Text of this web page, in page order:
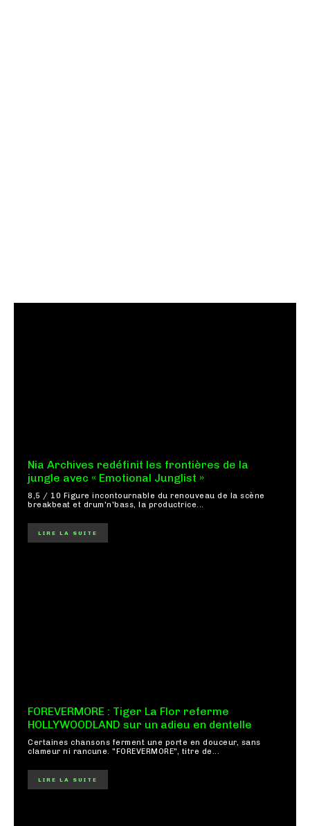
Nia Archives redéfinit les frontières de la
jungle avec « Emotional Junglist »
8,5 / 10 Figure incontournable du renouveau de la scène
breakbeat et drum'n'bass, la productrice...
LIRE LA SUITE
FOREVERMORE : Tiger La Flor referme
HOLLYWOODLAND sur un adieu en dentelle
Certaines chansons ferment une porte en douceur, sans
clameur ni rancune. "FOREVERMORE", titre de...
LIRE LA SUITE